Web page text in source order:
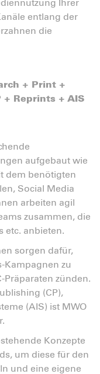
Ihrer
entlang der
die
+ Print +
+ Reprints + AIS
aufgebaut wie
dem benötigten
Social Media
arbeiten agil
zusammen, die
etc. anbieten.
sorgen dafür,
Kampagnen zu
Präparaten zünden.
(CP),
(AIS) ist MWO
Konzepte
um diese für den
und eine eigene